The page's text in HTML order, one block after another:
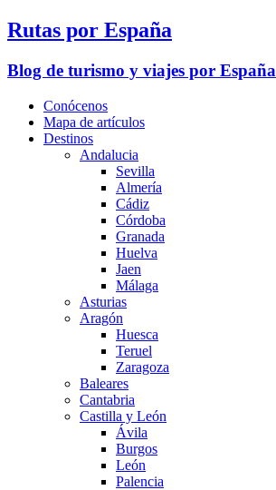
Rutas por España
Blog de turismo y viajes por España
Conócenos
Mapa de artículos
Destinos
Andalucia
Sevilla
Almería
Cádiz
Córdoba
Granada
Huelva
Jaen
Málaga
Asturias
Aragón
Huesca
Teruel
Zaragoza
Baleares
Cantabria
Castilla y León
Ávila
Burgos
León
Palencia